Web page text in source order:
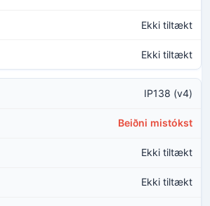
Ekki tiltækt
Ekki tiltækt
IP138 (v4)
Beiðni mistókst
Ekki tiltækt
Ekki tiltækt